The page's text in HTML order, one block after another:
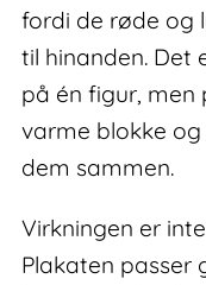
fordi de røde og
til hinanden. Det
på én figur,
varme blokke
dem sammen.
Virkningen er
Plakaten passer